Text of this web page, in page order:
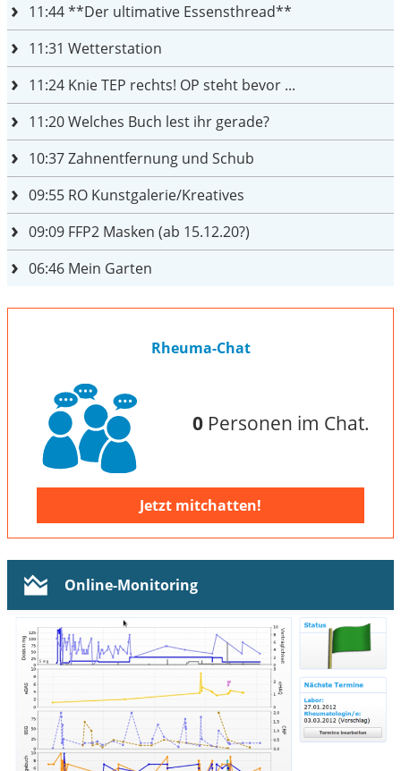
11:44**Der ultimative Essensthread**
11:31 Wetterstation
11:24 Knie TEP rechts! OP steht bevor ...
11:20Welches Buch lest ihr gerade?
10:37Zahnentfernung und Schub
09:55 RO Kunstgalerie/Kreatives
09:09 FFP2 Masken (ab 15.12.20?)
06:46 Mein Garten
Rheuma-Chat
0Personen im Chat.
Jetzt mitchatten!
Online-Monitoring